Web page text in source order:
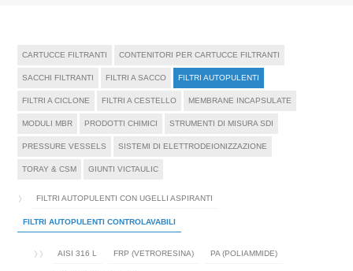
CARTUCCE FILTRANTI CONTENITORI PER CARTUCCE FILTRANTI
SACCHI FILTRANTI FILTRI A SACCO FILTRI AUTOPULENTI
FILTRI A CICLONE FILTRI A CESTELLO MEMBRANE INCAPSULATE
MODULI MBR PRODOTTI CHIMICI STRUMENTI DI MISURA SDI
PRESSURE VESSELS SISTEMI DI ELETTRODEIONIZZAZIONE
TORAY & CSM GIUNTI VICTAULIC
FILTRI AUTOPULENTI CON UGELLI ASPIRANTI
FILTRI AUTOPULENTI CONTROLAVABILI
AISI 316 L FRP (VETRORESINA) PA (POLIAMMIDE)